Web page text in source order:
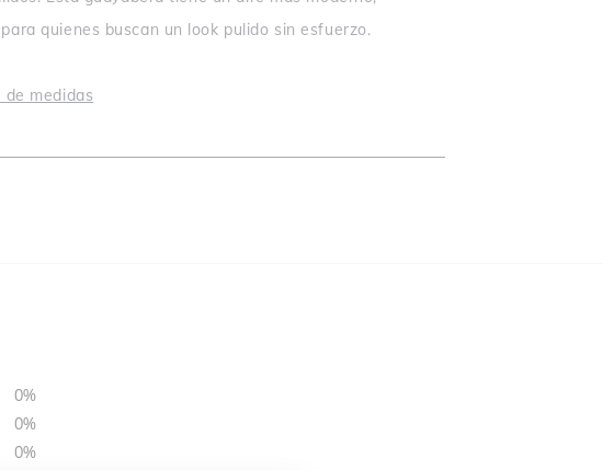
quienes buscan un look pulido sin esfuerzo.
medidas
0%
0%
0%